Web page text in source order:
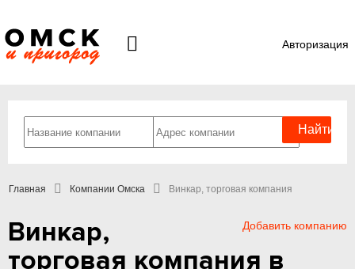
Авторизация
Главная Компании Омска Винкар, торговая компания
Добавить компанию
Винкар,
торговая компания в